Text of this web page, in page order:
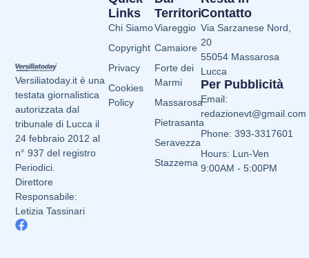
Versiliatoday.it è una
testata giornalistica
autorizzata dal
tribunale di Lucca il
24 febbraio 2012 al
n° 937 del registro
Periodici.
Direttore
Responsabile:
Letizia Tassinari
Territori
Viareggio
Camaiore
Forte dei
Marmi
Massarosa
Pietrasanta
Seravezza
Stazzema
Links
Chi Siamo
Copyright
Privacy
Cookies
Policy
Contatto
Via Sarzanese Nord,
20
55054 Massarosa
Lucca
Per Pubblicità
Email:
redazionevt@gmail.com
Phone: 393-3317601
Hours: Lun-Ven
9:00AM - 5:00PM